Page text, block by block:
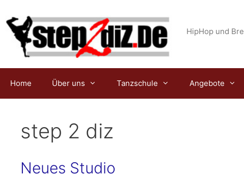
Inhalt
springen
HipHop und
Home Über uns Tanzschule Angebote
step 2 diz
Neues Studio